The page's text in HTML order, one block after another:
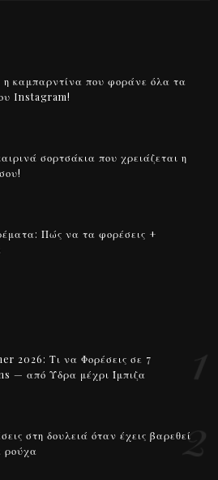
η καμπαρντίνα που φοράνε όλα τα
Instagram!
σορτσάκια που χρειάζεται η
Πώς να τα φορέσεις +
2026: Τι να Φορέσεις σε 7
— από Ύδρα μέχρι Ίμπιζα
στη δουλειά όταν έχεις βαρεθεί
ρούχα
2